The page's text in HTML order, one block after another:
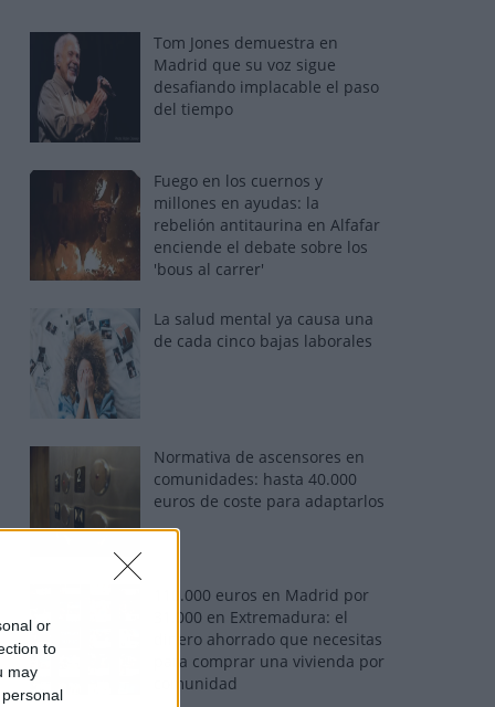
or
to
may
Tom Jones demuestra en
Madrid que su voz sigue
desafiando implacable el paso
del tiempo
Fuego en los cuernos y
millones en ayudas: la
rebelión antitaurina en Alfafar
enciende el debate sobre los
'bous al carrer'
La salud mental ya causa una
de cada cinco bajas laborales
Normativa de ascensores en
comunidades: hasta 40.000
euros de coste para adaptarlos
110.000 euros en Madrid por
31.000 en Extremadura: el
dinero ahorrado que necesitas
para comprar una vivienda por
comunidad